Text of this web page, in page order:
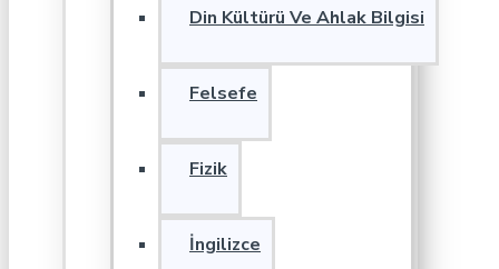
Din Kültürü Ve Ahlak Bilgisi
Felsefe
Fizik
İngilizce